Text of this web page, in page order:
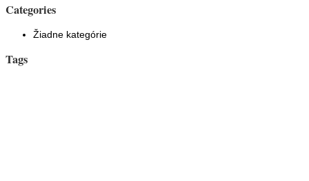
Categories
Žiadne kategórie
Tags